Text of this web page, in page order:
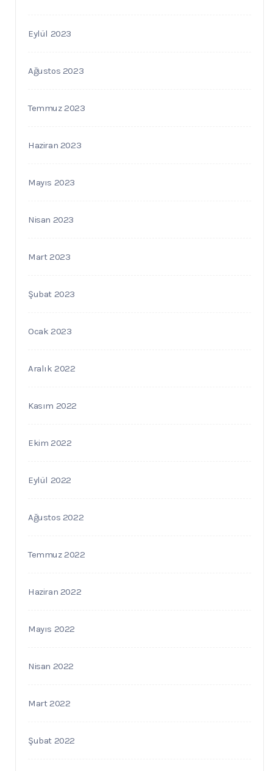
Eylül 2023
Ağustos 2023
Temmuz 2023
Haziran 2023
Mayıs 2023
Nisan 2023
Mart 2023
Şubat 2023
Ocak 2023
Aralık 2022
Kasım 2022
Ekim 2022
Eylül 2022
Ağustos 2022
Temmuz 2022
Haziran 2022
Mayıs 2022
Nisan 2022
Mart 2022
Şubat 2022